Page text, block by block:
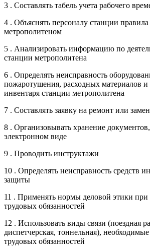
3 . Составлять табель учета рабочего
4 . Объяснять персоналу станции
метрополитеном
5 . Анализировать информацию по
станции метрополитена
6 . Определять неисправность
пожаротушения, расходных материалов и
инвентаря станции метрополитена
7 . Составлять заявку на ремонт или
8 . Организовывать хранение
электронном виде
9 . Проводить инструктажи
10 . Определять неисправность средств
защиты
11 . Применять нормы деловой этики
трудовых обязанностей
12 . Использовать виды связи (поездная
диспетчерская, тоннельная),
трудовых обязанностей